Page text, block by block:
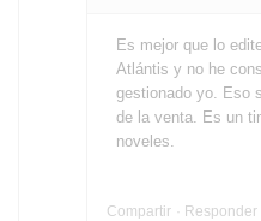
Es mejor que lo
Atlántis y no he
gestionado yo. Eso
de la venta. Es un
noveles.
Compartir Responder